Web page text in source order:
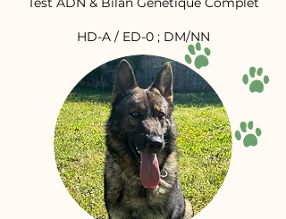
HD-A / ED-0 ; DM/NN